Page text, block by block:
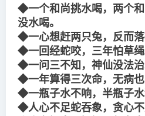
◆一个和尚挑水喝，两个
没水喝。
◆一心想赶两只兔，反而落
◆一回经蛇咬，三年怕草绳
◆一问三不知，神仙没法治
◆一年算得三次命，无病也
◆一瓶子水不响，半瓶子水
◆人心不足蛇吞象，贪心不